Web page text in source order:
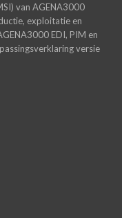
van AGENA3000
exploitatie en
EDI, PIM en
versie